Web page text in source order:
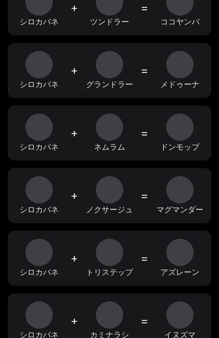
シロカバネ
+
ツンドラー
=
ココヤンバ
シロカバネ
+
グランドラー
=
メドゥーナ
シロカバネ
+
ネムラム
=
ドンモップ
シロカバネ
+
ノクサージュ
=
マグマンダー
シロカバネ
+
トリステップ
=
アズレーン
シロカバネ
+
カミナラシ
=
イヌズマ